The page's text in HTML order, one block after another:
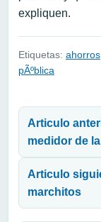
expliquen.
Etiquetas: ahorros
pÃºblica
Articulo
medidor de
Articulo
marchitos